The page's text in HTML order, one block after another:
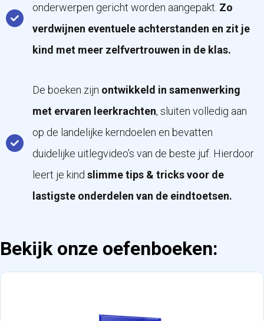
onderwerpen gericht worden aangepakt. Zo
verdwijnen eventuele achterstanden en zit je
kind met meer zelfvertrouwen in de klas.
De boeken zijn ontwikkeld in samenwerking
met ervaren leerkrachten, sluiten volledig aan
op de landelijke kerndoelen en bevatten
duidelijke uitlegvideo’s van de beste juf. Hierdoor
leert je kind slimme tips & tricks voor de
lastigste onderdelen van de eindtoetsen.
Bekijk onze oefenboeken: